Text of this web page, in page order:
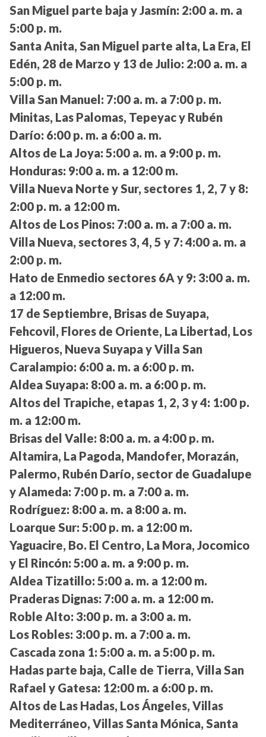
San Miguel parte baja y Jasmín: 2:00 a. m. a
5:00 p. m.
Santa Anita, San Miguel parte alta, La Era, El
Edén, 28 de Marzo y 13 de Julio: 2:00 a. m. a
5:00 p. m.
Villa San Manuel: 7:00 a. m. a 7:00 p. m.
Minitas, Las Palomas, Tepeyac y Rubén
Darío: 6:00 p. m. a 6:00 a. m.
Altos de La Joya: 5:00 a. m. a 9:00 p. m.
Honduras: 9:00 a. m. a 12:00 m.
Villa Nueva Norte y Sur, sectores 1, 2, 7 y 8:
2:00 p. m. a 12:00 m.
Altos de Los Pinos: 7:00 a. m. a 7:00 a. m.
Villa Nueva, sectores 3, 4, 5 y 7: 4:00 a. m. a
2:00 p. m.
Hato de Enmedio sectores 6A y 9: 3:00 a. m.
a 12:00 m.
17 de Septiembre, Brisas de Suyapa,
Fehcovil, Flores de Oriente, La Libertad, Los
Higueros, Nueva Suyapa y Villa San
Caralampio: 6:00 a. m. a 6:00 p. m.
Aldea Suyapa: 8:00 a. m. a 6:00 p. m.
Altos del Trapiche, etapas 1, 2, 3 y 4: 1:00 p.
m. a 12:00 m.
Brisas del Valle: 8:00 a. m. a 4:00 p. m.
Altamira, La Pagoda, Mandofer, Morazán,
Palermo, Rubén Darío, sector de Guadalupe
y Alameda: 7:00 p. m. a 7:00 a. m.
Rodríguez: 8:00 a. m. a 8:00 a. m.
Loarque Sur: 5:00 p. m. a 12:00 m.
Yaguacire, Bo. El Centro, La Mora, Jocomico
y El Rincón: 5:00 a. m. a 9:00 p. m.
Aldea Tizatillo: 5:00 a. m. a 12:00 m.
Praderas Dignas: 7:00 a. m. a 12:00 m.
Roble Alto: 3:00 p. m. a 3:00 a. m.
Los Robles: 3:00 p. m. a 7:00 a. m.
Cascada zona 1: 5:00 a. m. a 5:00 p. m.
Hadas parte baja, Calle de Tierra, Villa San
Rafael y Gatesa: 12:00 m. a 6:00 p. m.
Altos de Las Hadas, Los Ángeles, Villas
Mediterráneo, Villas Santa Mónica, Santa